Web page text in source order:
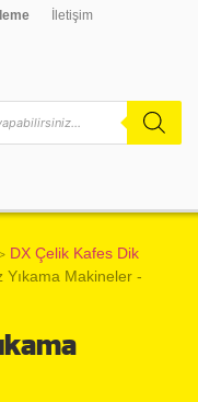
İletişim
DX Çelik Kafes Dik
Yıkama Makineler -